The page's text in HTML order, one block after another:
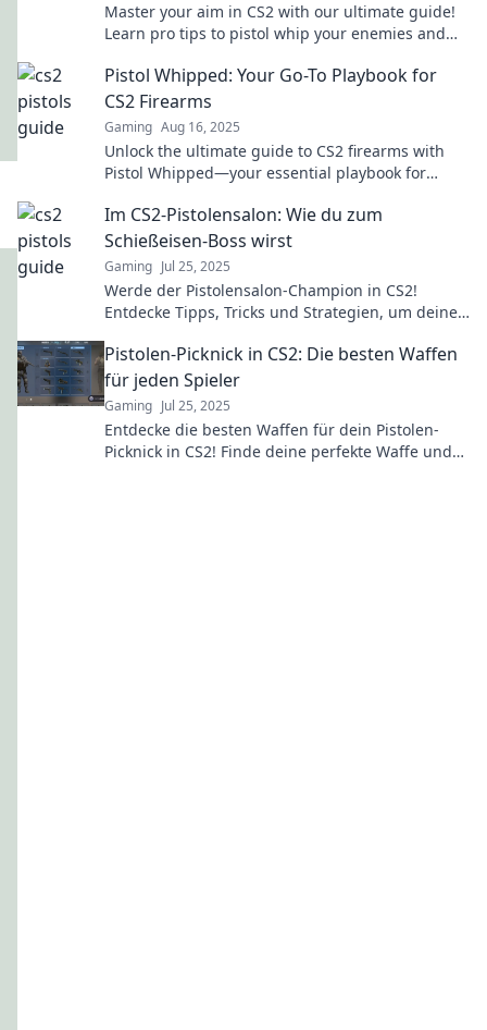
Master your aim in CS2 with our ultimate guide!
Learn pro tips to pistol whip your enemies and
Pistol Whipped: Your Go-To Playbook for
CS2 Firearms
Gaming Aug 16, 2025
Unlock the ultimate guide to CS2 firearms with
Pistol Whipped—your essential playbook for
Im CS2-Pistolensalon: Wie du zum
Schießeisen-Boss wirst
Gaming Jul 25, 2025
Werde der Pistolensalon-Champion in CS2!
Entdecke Tipps, Tricks und Strategien, um deine
Pistolen-Picknick in CS2: Die besten Waffen
für jeden Spieler
Gaming Jul 25, 2025
Entdecke die besten Waffen für dein Pistolen-
Picknick in CS2! Finde deine perfekte Waffe und